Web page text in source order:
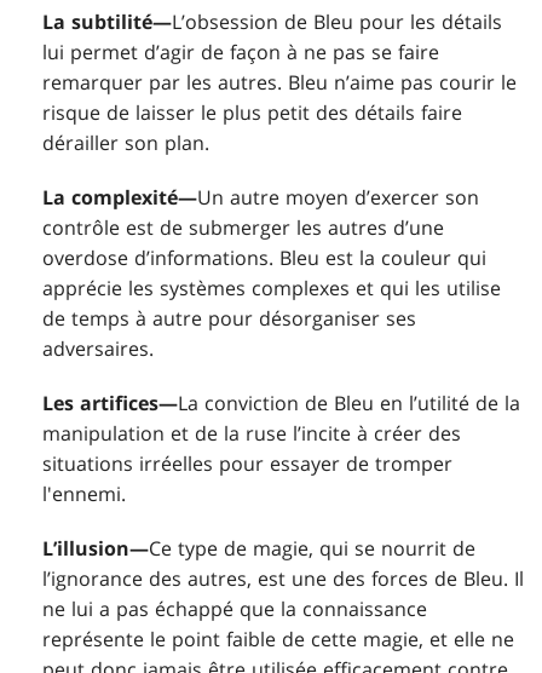
La subtilité—L’obsession de Bleu pour les détails
lui permet d’agir de façon à ne pas se faire
remarquer par les autres. Bleu n’aime pas courir le
risque de laisser le plus petit des détails faire
dérailler son plan.
La complexité—Un autre moyen d’exercer son
contrôle est de submerger les autres d’une
overdose d’informations. Bleu est la couleur qui
apprécie les systèmes complexes et qui les utilise
de temps à autre pour désorganiser ses
adversaires.
Les artifices—La conviction de Bleu en l’utilité de la
manipulation et de la ruse l’incite à créer des
situations irréelles pour essayer de tromper
l'ennemi.
L’illusion—Ce type de magie, qui se nourrit de
l’ignorance des autres, est une des forces de Bleu. Il
ne lui a pas échappé que la connaissance
représente le point faible de cette magie, et elle ne